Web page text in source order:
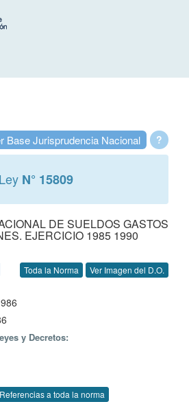
?
Base Jurisprudencia Nacional
Ley N° 15809
DE SUELDOS GASTOS
EJERCICIO 1985 1990
Toda la Norma Ver Imagen del D.O.
y Decretos:
Referencias a toda la norma